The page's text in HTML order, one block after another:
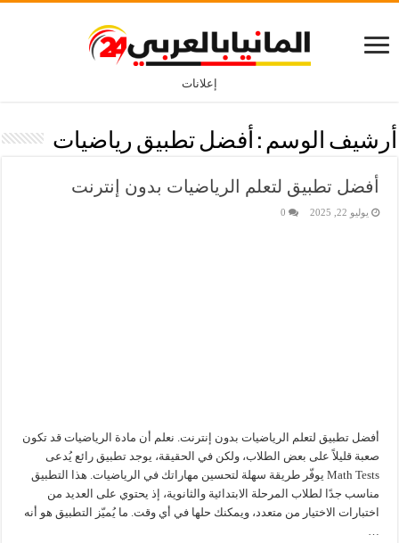
إعلانات
أرشيف الوسم : أفضل تطبيق رياضيات
أفضل تطبيق لتعلم الرياضيات بدون إنترنت
يوليو 22, 2025 0
أفضل تطبيق لتعلم الرياضيات بدون إنترنت. نعلم أن مادة الرياضيات قد تكون
صعبة قليلاً على بعض الطلاب، ولكن في الحقيقة، يوجد تطبيق رائع يُدعى
Math Tests يوفّر طريقة سهلة لتحسين مهاراتك في الرياضيات. هذا التطبيق
مناسب جدًا لطلاب المرحلة الابتدائية والثانوية، إذ يحتوي على العديد من
اختبارات الاختيار من متعدد، ويمكنك حلها في أي وقت. ما يُميّز التطبيق هو أنه